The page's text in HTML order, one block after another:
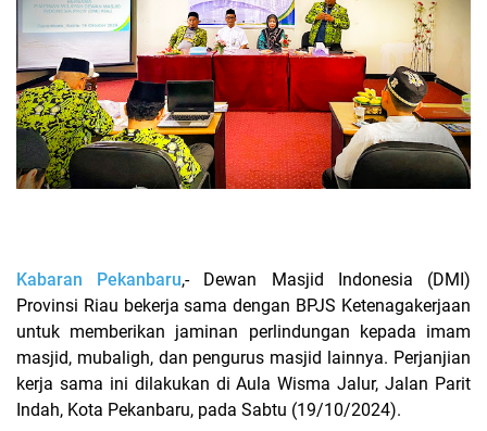
Kabaran Pekanbaru,- Dewan Masjid Indonesia (DMI)
Provinsi Riau bekerja sama dengan BPJS Ketenagakerjaan
untuk memberikan jaminan perlindungan kepada imam
masjid, mubaligh, dan pengurus masjid lainnya. Perjanjian
kerja sama ini dilakukan di Aula Wisma Jalur, Jalan Parit
Indah, Kota Pekanbaru, pada Sabtu (19/10/2024).